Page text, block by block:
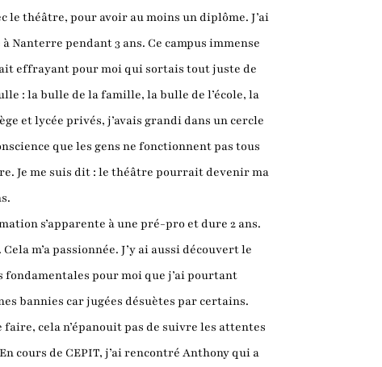
théâtre, pour avoir au moins un diplôme. J’ai
Nanterre pendant 3 ans. Ce campus immense
effrayant pour moi qui sortais tout juste de
: la bulle de la famille, la bulle de l’école, la
et lycée privés, j’avais grandi dans un cercle
que les gens ne fonctionnent pas tous
Je me suis dit : le théâtre pourrait devenir ma
s’apparente à une pré-pro et dure 2 ans.
m’a passionnée. J’y ai aussi découvert le
pour moi que j’ai pourtant
bannies car jugées désuètes par certains.
faire, cela n’épanouit pas de suivre les attentes
cours de CEPIT, j’ai rencontré Anthony qui a